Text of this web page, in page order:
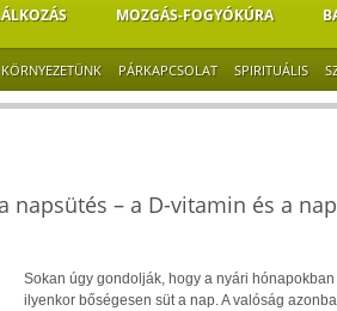
MOZGÁS-FOGYÓKÚRA
KÖRNYEZETÜNK PÁRKAPCSOLAT SPIRITUÁLIS
napsütés – a D-vitamin és a
Sokan úgy gondolják, hogy a nyári
ilyenkor bőségesen süt a nap. A valóság